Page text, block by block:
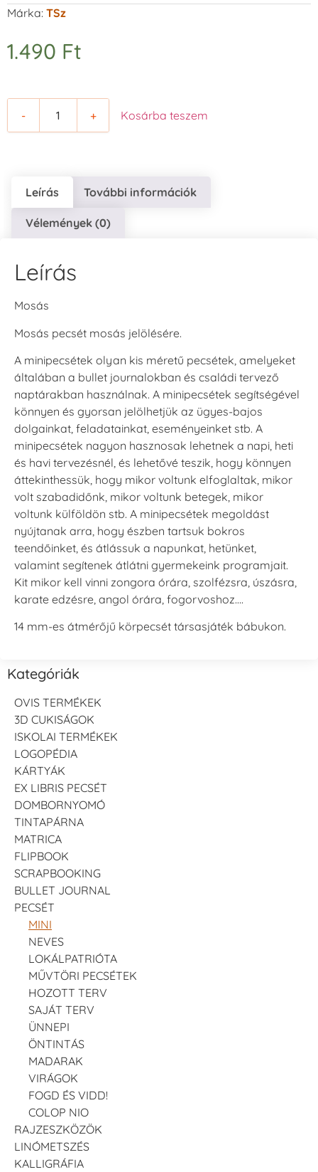
Márka: TSz
1.490 Ft
- + Kosárba teszem
Leírás További információk
Vélemények (0)
Leírás
Mosás
Mosás pecsét mosás jelölésére.
A minipecsétek olyan kis méretű pecsétek, amelyeket
általában a bullet journalokban és családi tervező
naptárakban használnak. A minipecsétek segítségével
könnyen és gyorsan jelölhetjük az ügyes-bajos
dolgainkat, feladatainkat, eseményeinket stb. A
minipecsétek nagyon hasznosak lehetnek a napi, heti
és havi tervezésnél, és lehetővé teszik, hogy könnyen
áttekinthessük, hogy mikor voltunk elfoglaltak, mikor
volt szabadidőnk, mikor voltunk betegek, mikor
voltunk külföldön stb. A minipecsétek megoldást
nyújtanak arra, hogy észben tartsuk bokros
teendőinket, és átlássuk a napunkat, hetünket,
valamint segítenek átlátni gyermekeink programjait.
Kit mikor kell vinni zongora órára, szolfézsra, úszásra,
karate edzésre, angol órára, fogorvoshoz….
14 mm-es átmérőjű körpecsét társasjáték bábukon.
Kategóriák
OVIS TERMÉKEK
3D CUKISÁGOK
ISKOLAI TERMÉKEK
LOGOPÉDIA
KÁRTYÁK
EX LIBRIS PECSÉT
DOMBORNYOMÓ
TINTAPÁRNA
MATRICA
FLIPBOOK
SCRAPBOOKING
BULLET JOURNAL
PECSÉT
MINI
NEVES
LOKÁLPATRIÓTA
MŰVTÖRI PECSÉTEK
HOZOTT TERV
SAJÁT TERV
ÜNNEPI
ÖNTINTÁS
MADARAK
VIRÁGOK
FOGD ÉS VIDD!
COLOP NIO
RAJZESZKÖZÖK
LINÓMETSZÉS
KALLIGRÁFIA